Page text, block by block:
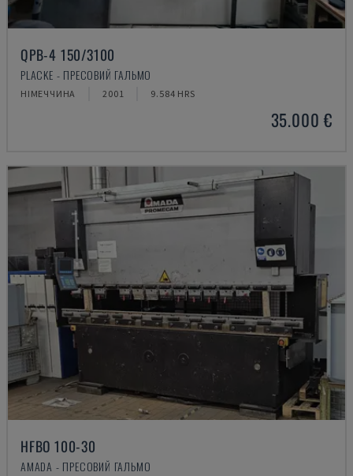
QPB-4 150/3100
PLACKE - ПРЕСОВИЙ ГАЛЬМО
НІМЕЧЧИНА 2001 9.584 HRS
35.000 €
HFBO 100-30
AMADA - ПРЕСОВИЙ ГАЛЬМО